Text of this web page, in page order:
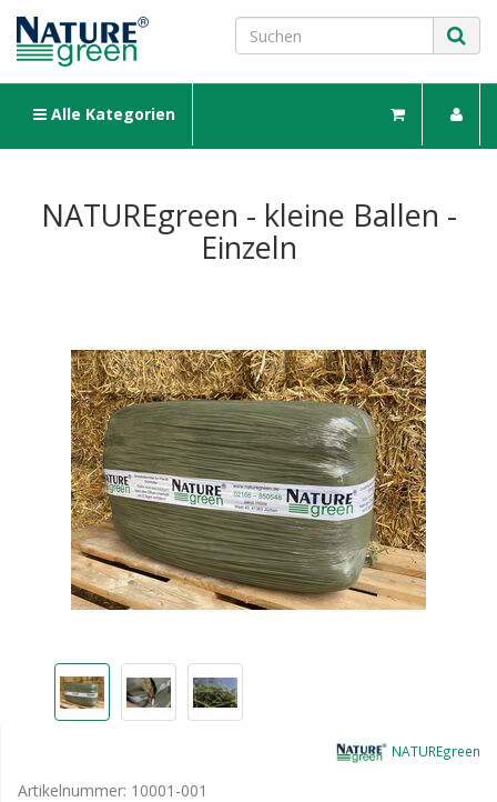
Alle Kategorien
NATUREgreen - kleine Ballen -
Einzeln
NATUREgreen
Artikelnummer: 10001-001